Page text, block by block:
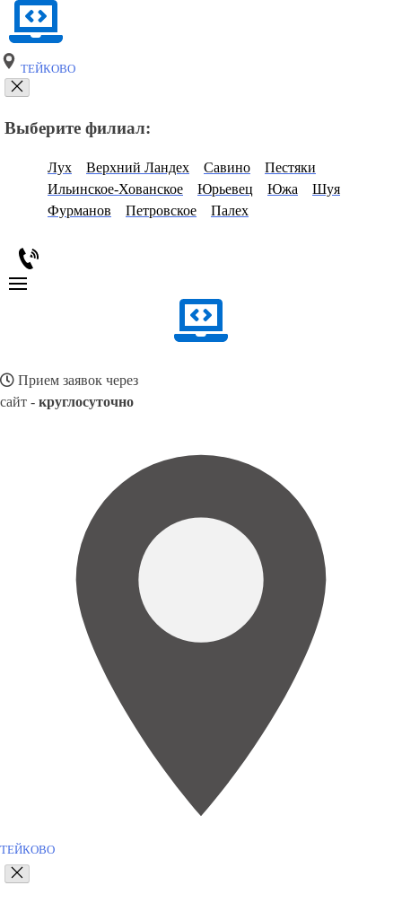
ТЕЙКОВО
Выберите филиал:
Лух Верхний Ландех Савино
Пестяки
Ильинское-Хованское
Юрьевец Южа
Шуя
Фурманов
Петровское Палех
Прием заявок через
сайт - круглосуточно
ТЕЙКОВО